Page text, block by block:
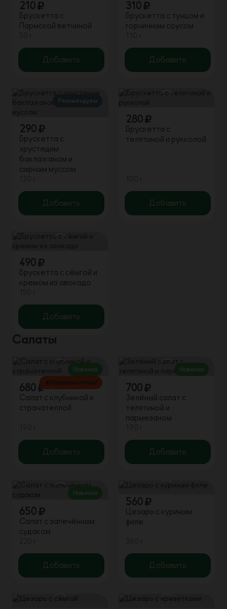
210
Брускетта с
Пармской ветчиной
Добавить
310
Брускетта с тунцом и
горчичным соусом
Добавить
290
Брускетта с
хрустящим
баклажаном и
сырным муссом
Добавить
Рекомендуем
280
Брускетта с
телятиной и рукколой
Добавить
490
Брускетта с сёмгой и
кремом из авокадо
Добавить
Салаты
680
Салат с клубникой и
страчателлой
Добавить
Новинка
☀️Идеально летом!
700
Зелёный салат с
телятиной и
пармезаном
Добавить
Новинка
650
Салат с запечённым
судаком
Добавить
Новинка
560
Цезарь с куриным
филе
Добавить